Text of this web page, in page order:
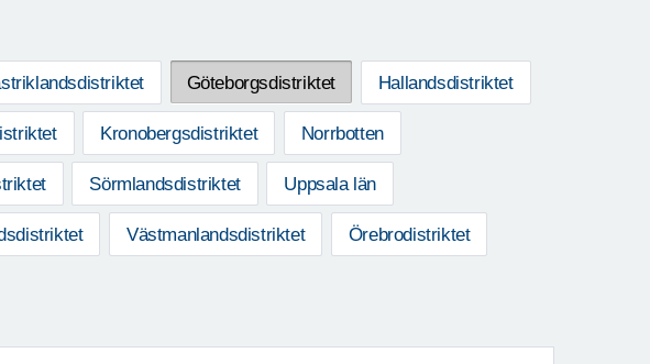
Göteborgsdistriktet Hallandsdistriktet
Kronobergsdistriktet Norrbotten
Sörmlandsdistriktet Uppsala län
Västmanlandsdistriktet Örebrodistriktet